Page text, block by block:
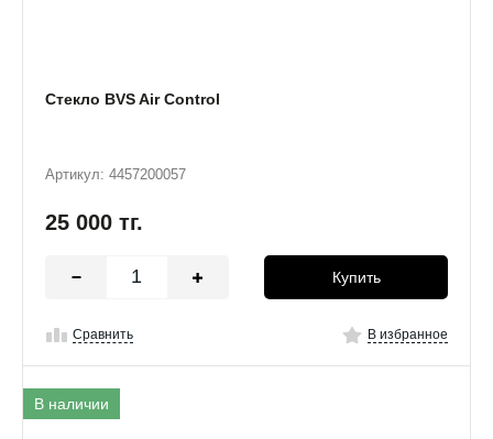
Стекло BVS Air Control
Артикул: 4457200057
25 000 тг.
Купить
Сравнить В избранное
В наличии